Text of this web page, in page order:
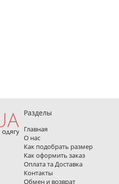
Разделы
Главная
О нас
Как подобрать размер
Как оформить заказ
Оплата та Доставка
Контакты
Обмен и возврат